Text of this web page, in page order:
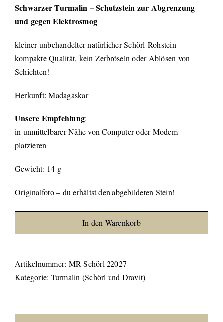
Schwarzer Turmalin – Schutzstein zur Abgrenzung
und gegen Elektrosmog
kleiner unbehandelter natürlicher Schörl-Rohstein
kompakte Qualität, kein Zerbröseln oder Ablösen von
Schichten!
Herkunft: Madagaskar
Unsere Empfehlung:
in unmittelbarer Nähe von Computer oder Modem
platzieren
Gewicht: 14 g
Originalfoto – du erhältst den abgebildeten Stein!
In den Warenkorb
Artikelnummer: MR-Schörl 22027
Kategorie: Turmalin (Schörl und Dravit)